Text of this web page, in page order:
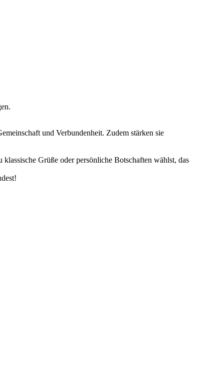
und Verbundenheit. Zudem stärken sie
Grüße oder persönliche Botschaften wählst, das